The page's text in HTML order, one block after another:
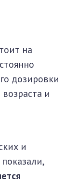
на
дозировки
и
и